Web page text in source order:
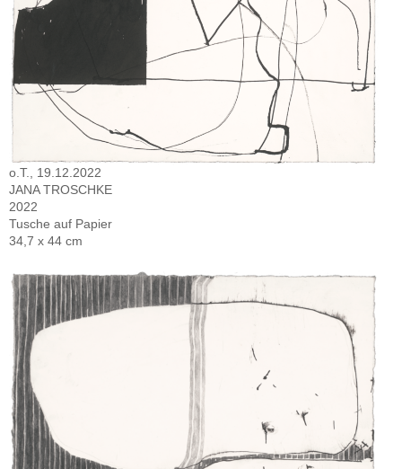
o.T., 19.12.2022
JANA TROSCHKE
2022
Tusche auf Papier
34,7 x 44 cm